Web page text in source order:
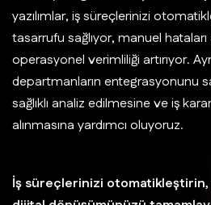
yazılımlar, iş süreçlerinizi
tasarrufu sağlıyor, manuel
operasyonel verimliliği artırıyor.
departmanların entegrasyonunu
sağlıklı analiz edilmesine ve iş
alınmasına yardımcı oluyoruz.
İş süreçlerinizi otomatikleştirin,